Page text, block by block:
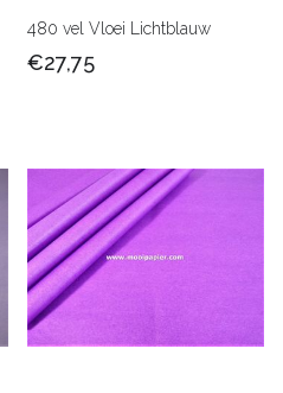
480 vel Vloei Lichtblauw
€27,75